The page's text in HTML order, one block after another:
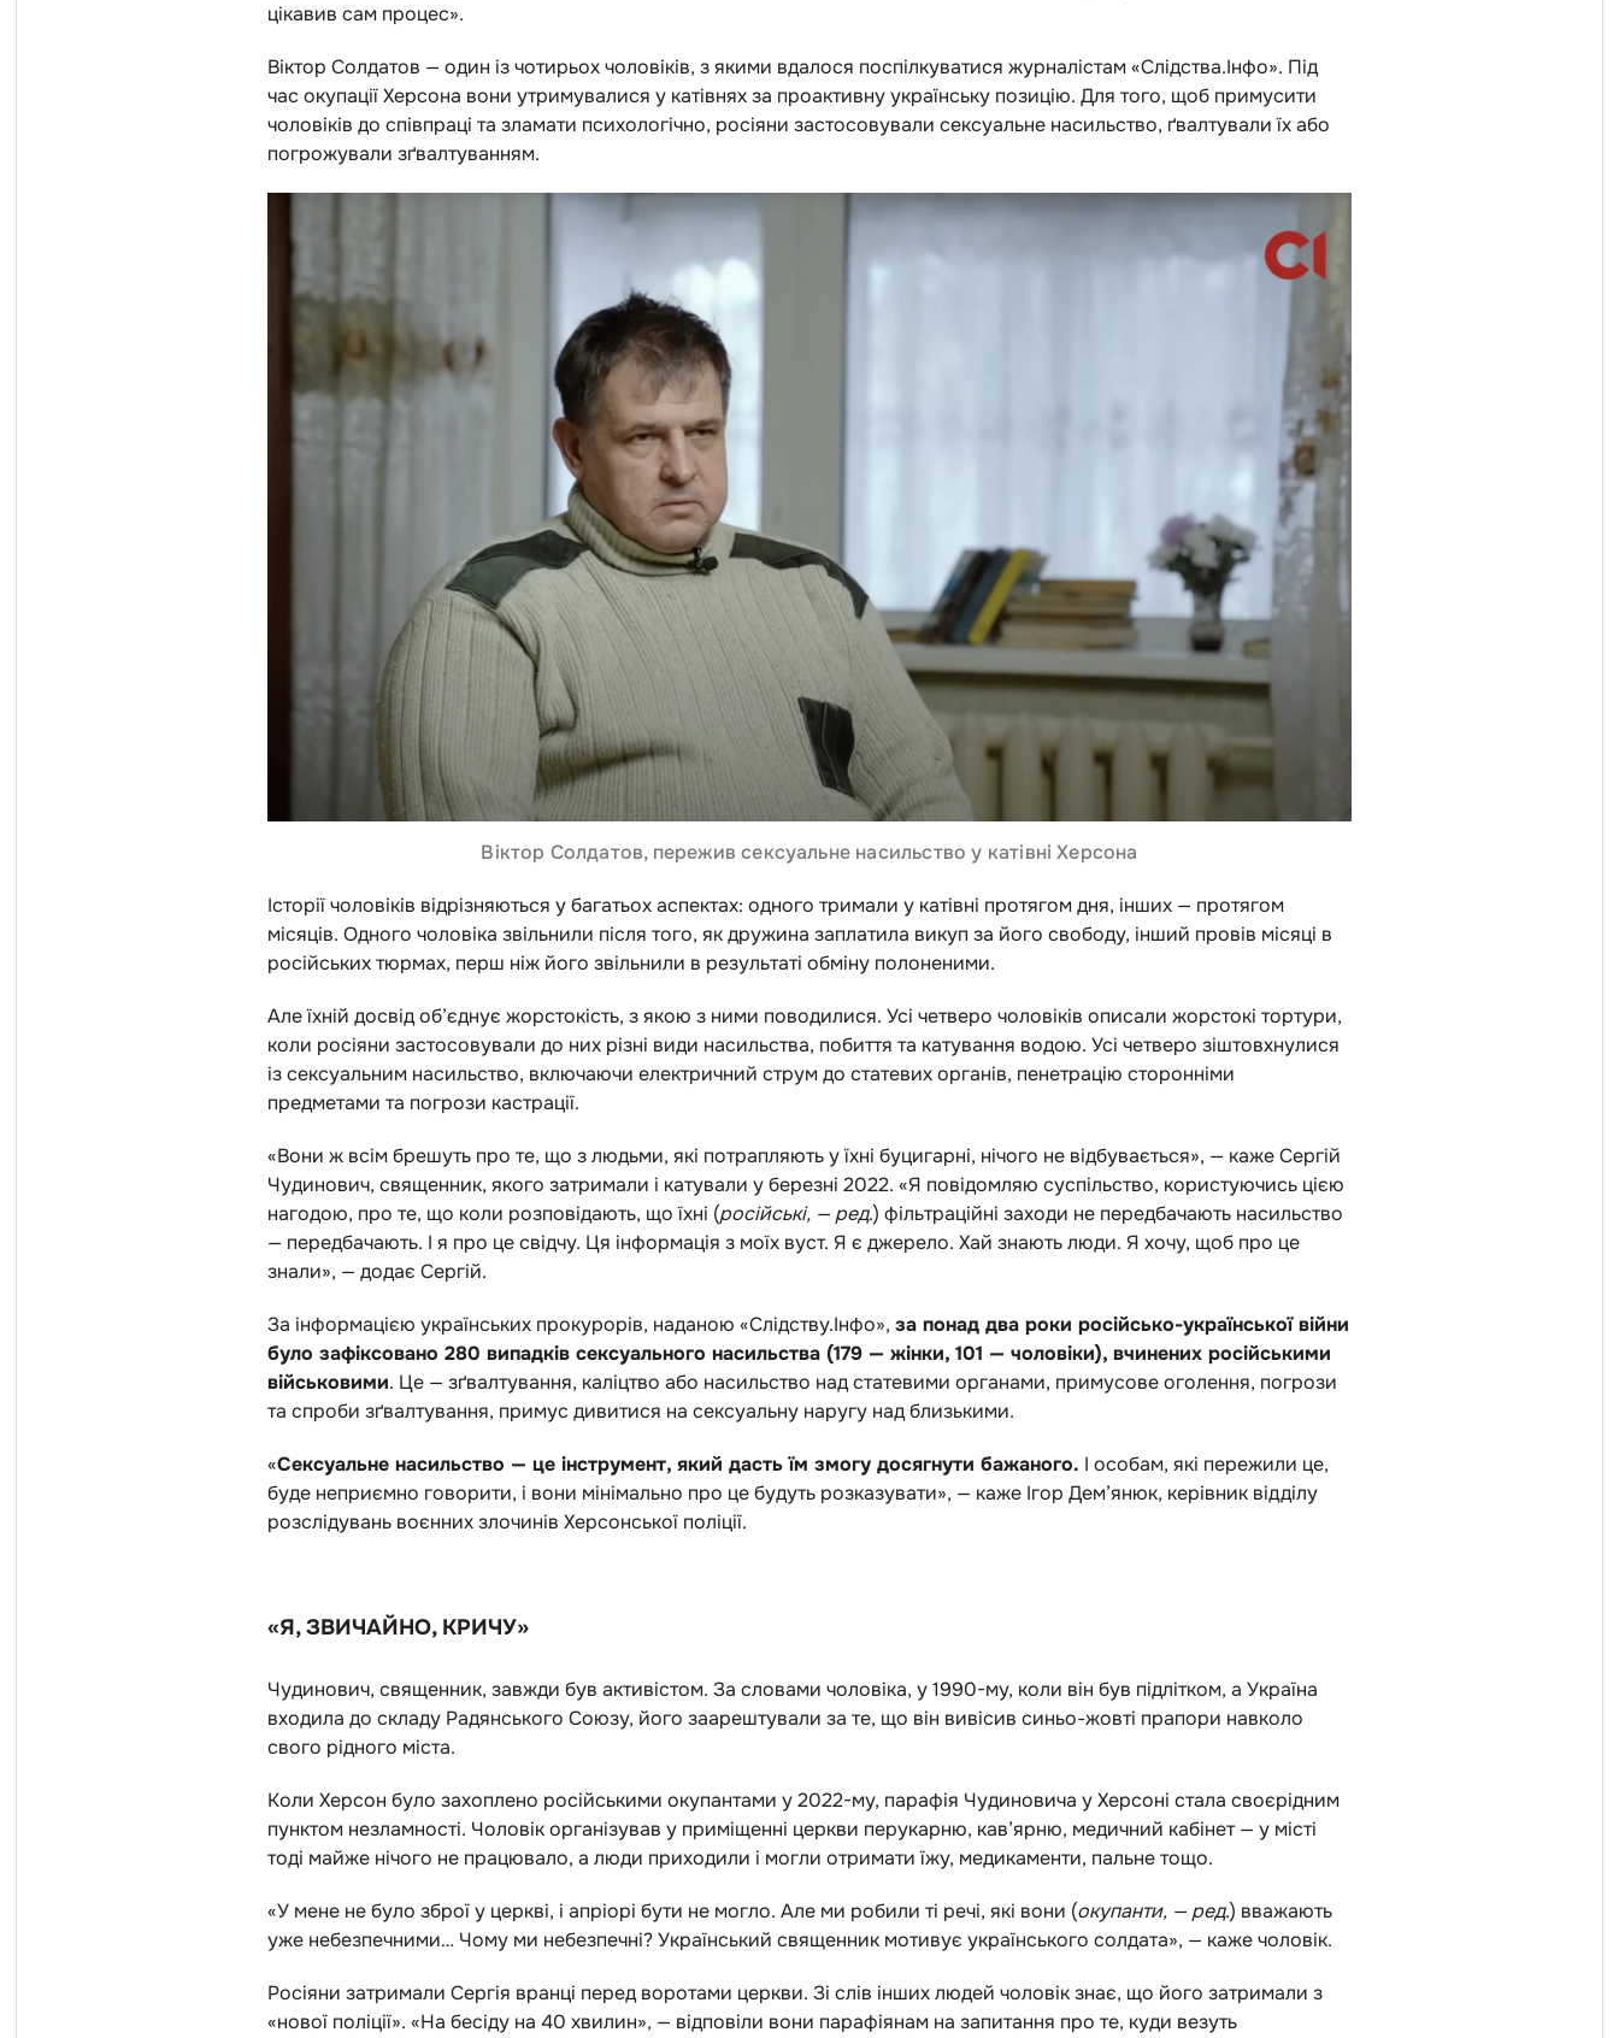
цікавив сам процес».
Віктор Солдатов — один із чотирьох чоловіків, з якими вдалося поспілкуватися журналістам «Слідства.Інфо». Під
час окупації Херсона вони утримувалися у катівнях за проактивну українську позицію. Для того, щоб примусити
чоловіків до співпраці та зламати психологічно, росіяни застосовували сексуальне насильство, ґвалтували їх або
погрожували зґвалтуванням.
Віктор Солдатов, пережив сексуальне насильство у катівні Херсона
Історії чоловіків відрізняються у багатьох аспектах: одного тримали у катівні протягом дня, інших — протягом
місяців. Одного чоловіка звільнили після того, як дружина заплатила викуп за його свободу, інший провів місяці в
російських тюрмах, перш ніж його звільнили в результаті обміну полоненими.
Але їхній досвід об’єднує жорстокість, з якою з ними поводилися. Усі четверо чоловіків описали жорстокі тортури,
коли росіяни застосовували до них різні види насильства, побиття та катування водою. Усі четверо зіштовхнулися
із сексуальним насильство, включаючи електричний струм до статевих органів, пенетрацію сторонніми
предметами та погрози кастрації.
«Вони ж всім брешуть про те, що з людьми, які потрапляють у їхні буцигарні, нічого не відбувається», — каже Сергій
Чудинович, священник, якого затримали і катували у березні 2022. «Я повідомляю суспільство, користуючись цією
нагодою, про те, що коли розповідають, що їхні (російські, — ред.) фільтраційні заходи не передбачають насильство
— передбачають. І я про це свідчу. Ця інформація з моїх вуст. Я є джерело. Хай знають люди. Я хочу, щоб про це
знали», — додає Сергій.
За інформацією українських прокурорів, наданою «Слідству.Інфо», за понад два роки російсько-української війни
було зафіксовано 280 випадків сексуального насильства (179 — жінки, 101 — чоловіки), вчинених російськими
військовими. Це — зґвалтування, каліцтво або насильство над статевими органами, примусове оголення, погрози
та спроби зґвалтування, примус дивитися на сексуальну наругу над близькими.
«Сексуальне насильство — це інструмент, який дасть їм змогу досягнути бажаного. І особам, які пережили це,
буде неприємно говорити, і вони мінімально про це будуть розказувати», — каже Ігор Дем’янюк, керівник відділу
розслідувань воєнних злочинів Херсонської поліції.
«Я, ЗВИЧАЙНО, КРИЧУ»
Чудинович, священник, завжди був активістом. За словами чоловіка, у 1990-му, коли він був підлітком, а Україна
входила до складу Радянського Союзу, його заарештували за те, що він вивісив синьо-жовті прапори навколо
свого рідного міста.
Коли Херсон було захоплено російськими окупантами у 2022-му, парафія Чудиновича у Херсоні стала своєрідним
пунктом незламності. Чоловік організував у приміщенні церкви перукарню, кав’ярню, медичний кабінет — у місті
тоді майже нічого не працювало, а люди приходили і могли отримати їжу, медикаменти, пальне тощо.
«У мене не було зброї у церкві, і апріорі бути не могло. Але ми робили ті речі, які вони (окупанти, — ред.) вважають
уже небезпечними… Чому ми небезпечні? Український священник мотивує українського солдата», — каже чоловік.
Росіяни затримали Сергія вранці перед воротами церкви. Зі слів інших людей чоловік знає, що його затримали з
«нової поліції». «На бесіду на 40 хвилин», — відповіли вони парафіянам на запитання про те, куди везуть